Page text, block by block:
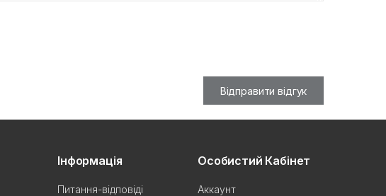
Відправити відгук
Інформація
Питання-відповіді
Особистий Кабінет
Аккаунт